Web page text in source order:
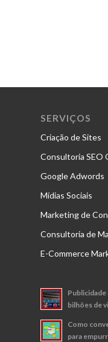
SERVIÇOS
Criação de Sites
Consultoria SEO
Google Adwords
Mídias Sociais
Marketing de
Consultoria de
E-Commerce
Publicidade
bilhões de
Como
para